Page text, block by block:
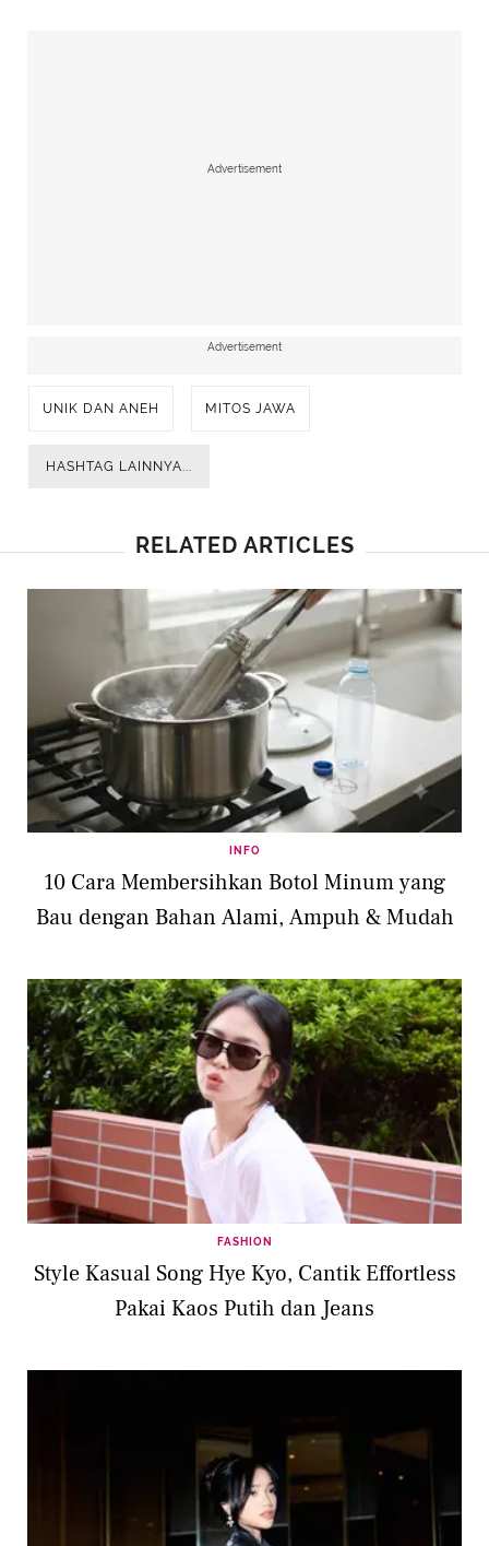
Advertisement
Advertisement
UNIK DAN ANEH MITOS JAWA
HASHTAG LAINNYA...
RELATED ARTICLES
INFO
10 Cara Membersihkan Botol Minum yang
Bau dengan Bahan Alami, Ampuh & Mudah
FASHION
Style Kasual Song Hye Kyo, Cantik Effortless
Pakai Kaos Putih dan Jeans